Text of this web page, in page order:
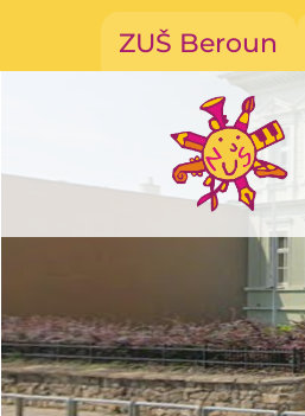
ZUŠ Beroun